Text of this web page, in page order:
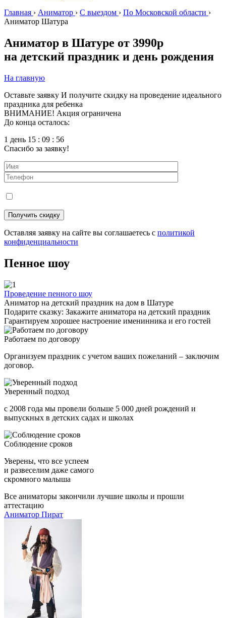
Главная › Аниматор › С выездом › По Московской области ›
Аниматор Шатура
Аниматор в Шатуре от 3990р
на детский праздник и день рождения
На главную
Оставьте заявку И получите скидку на проведение идеального
праздника для ребенка
ВНИМАНИЕ! Акция ограничена
До конца осталось:
1 день 15 : 09 : 54
Спасибо за заявку!
Оставляя заявку на сайте вы соглашаетесь с политикой
конфиденциальности
Пенное шоу
Проведение пенного шоу
Аниматор на детский праздник на дом в Шатуре
Подарите сказку: Закажите аниматора на детский праздник
Гарантируем хорошее настроение именинника и его гостей
Работаем по договору
Организуем праздник с учетом ваших пожеланий – заключим
договор.
Уверенный подход
с 2008 года мы провели больше 5 000 дней рождений и
выпускных в детских садах и школах
Соблюдение сроков
Уверены, что все успеем
и развеселим даже самого
скромного малыша
Все аниматоры закончили лучшие школы и прошли
аттестацию
Аниматор Пират